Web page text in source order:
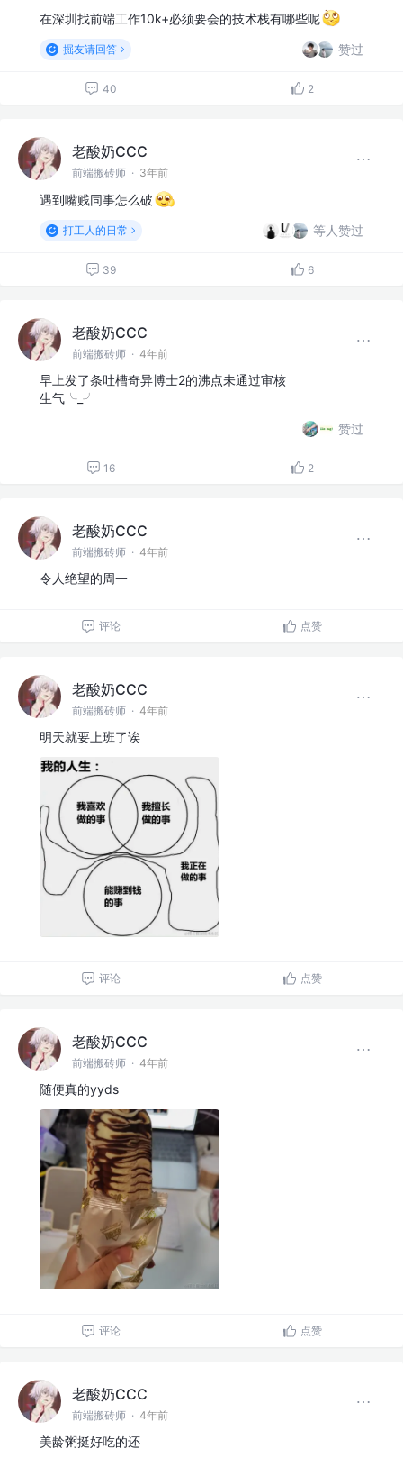
在深圳找前端工作10k+必须要会的技术栈有哪些呢
掘友请回答 赞过
40 2
老酸奶CCC
前端搬砖师 · 3年前
遇到嘴贱同事怎么破
打工人的日常 等人赞过
39 6
老酸奶CCC
前端搬砖师 · 4年前
早上发了条吐槽奇异博士2的沸点未通过审核
生气╰_╯
赞过
16 2
老酸奶CCC
前端搬砖师 · 4年前
令人绝望的周一
评论 点赞
老酸奶CCC
前端搬砖师 · 4年前
明天就要上班了诶
评论 点赞
老酸奶CCC
前端搬砖师 · 4年前
随便真的yyds
评论 点赞
老酸奶CCC
前端搬砖师 · 4年前
美龄粥挺好吃的还